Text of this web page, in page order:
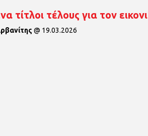
τίτλοι τέλους για τον
@ 19.03.2026